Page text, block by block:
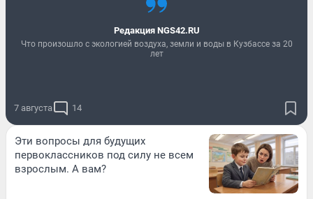
Редакция NGS42.RU
Что произошло с экологией воздуха, земли и воды в Кузбассе за 20
лет
7 августа 14
Эти вопросы для будущих
первоклассников под силу не всем
взрослым. А вам?